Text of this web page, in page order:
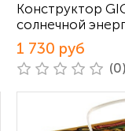
Конструктор
солнечной
1 730 руб